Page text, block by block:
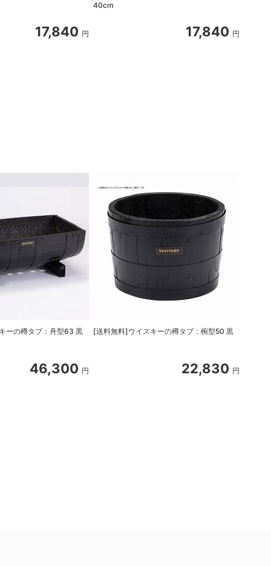
17,840 円
40cm
17,840 円
ーの樽タブ：舟型63 黒
46,300 円
[送料無料]ウイスキーの樽タブ：椀型50 黒
22,830 円